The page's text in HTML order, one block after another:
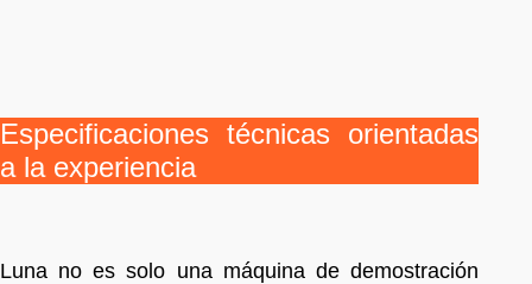
Especificaciones técnicas orientadas
a la experiencia
Luna no es solo una máquina de demostración